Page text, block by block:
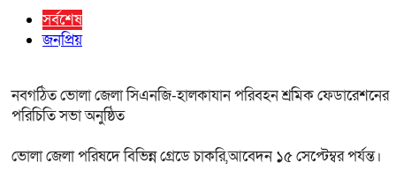
সর্বশেষ
জনপ্রিয়
নবগঠিত ভোলা জেলা সিএনজি-হালকাযান পরিবহন শ্রমিক ফেডারেশনের
পরিচিতি সভা অনুষ্ঠিত
ভোলা জেলা পরিষদে বিভিন্ন গ্রেডে চাকরি,আবেদন ১৫ সেপ্টেম্বর পর্যন্ত।